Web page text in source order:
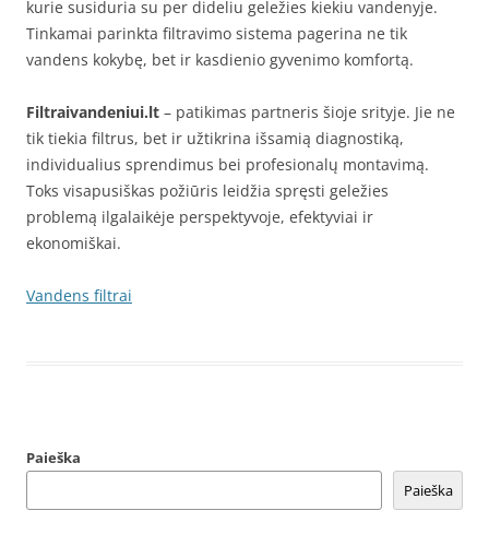
kurie susiduria su per dideliu geležies kiekiu vandenyje.
Tinkamai parinkta filtravimo sistema pagerina ne tik
vandens kokybę, bet ir kasdienio gyvenimo komfortą.
Filtraivandeniui.lt – patikimas partneris šioje srityje. Jie ne
tik tiekia filtrus, bet ir užtikrina išsamią diagnostiką,
individualius sprendimus bei profesionalų montavimą.
Toks visapusiškas požiūris leidžia spręsti geležies
problemą ilgalaikėje perspektyvoje, efektyviai ir
ekonomiškai.
Vandens filtrai
Paieška
Paieška